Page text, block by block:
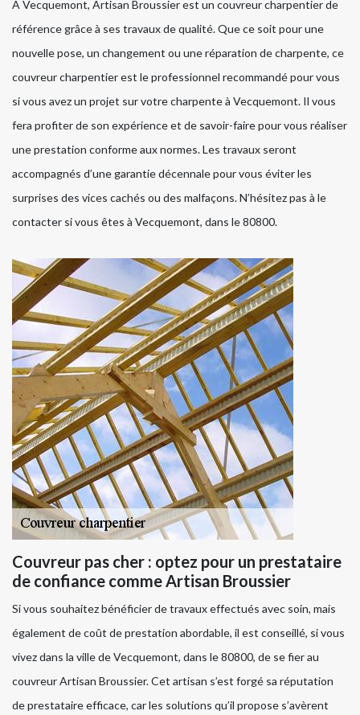
A Vecquemont, Artisan Broussier est un couvreur charpentier de
référence grâce à ses travaux de qualité. Que ce soit pour une
nouvelle pose, un changement ou une réparation de charpente, ce
couvreur charpentier est le professionnel recommandé pour vous
si vous avez un projet sur votre charpente à Vecquemont. Il vous
fera profiter de son expérience et de savoir-faire pour vous réaliser
une prestation conforme aux normes. Les travaux seront
accompagnés d’une garantie décennale pour vous éviter les
surprises des vices cachés ou des malfaçons. N’hésitez pas à le
contacter si vous êtes à Vecquemont, dans le 80800.
Couvreur pas cher : optez pour un prestataire
de confiance comme Artisan Broussier
Si vous souhaitez bénéficier de travaux effectués avec soin, mais
également de coût de prestation abordable, il est conseillé, si vous
vivez dans la ville de Vecquemont, dans le 80800, de se fier au
couvreur Artisan Broussier. Cet artisan s’est forgé sa réputation
de prestataire efficace, car les solutions qu’il propose s’avèrent